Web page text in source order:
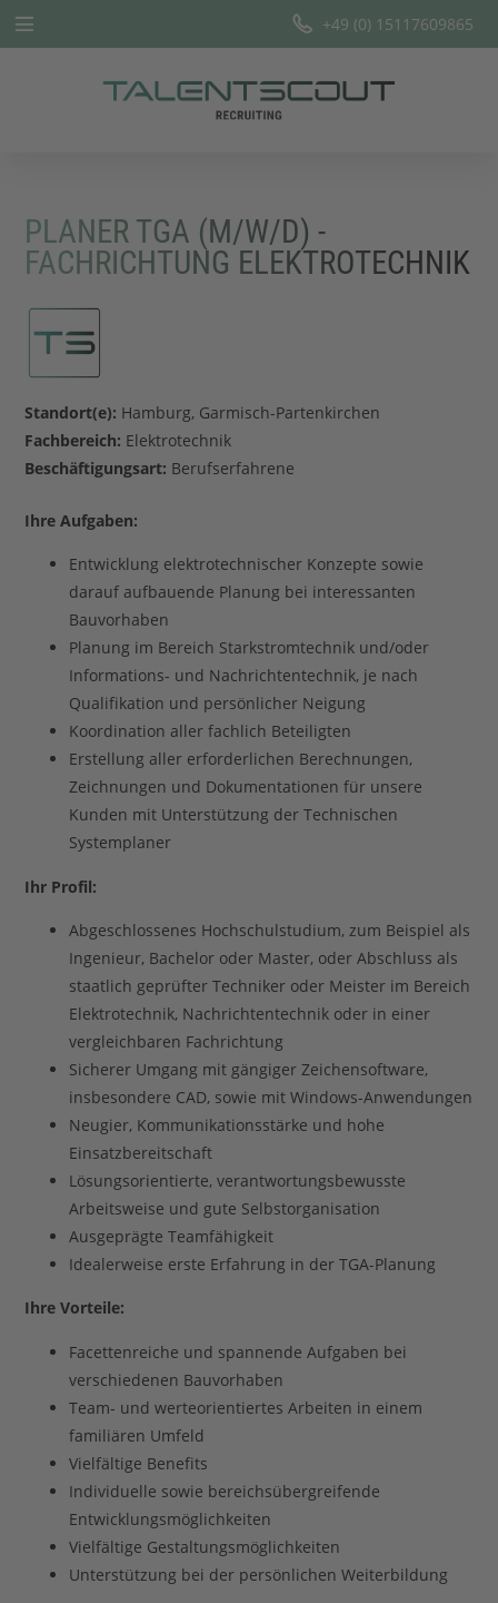
Team
Offene Stellen
+49 (0) 15117609865
PLANER TGA (M/W/D) -
FACHRICHTUNG ELEKTROTECHNIK
Standort(e): Hamburg, Garmisch-Partenkirchen
Fachbereich: Elektrotechnik
Beschäftigungsart: Berufserfahrene
Ihre Aufgaben:
Entwicklung elektrotechnischer Konzepte sowie
darauf aufbauende Planung bei interessanten
Bauvorhaben
Planung im Bereich Starkstromtechnik und/oder
Informations- und Nachrichtentechnik, je nach
Qualifikation und persönlicher Neigung
Koordination aller fachlich Beteiligten
Erstellung aller erforderlichen Berechnungen,
Zeichnungen und Dokumentationen für unsere
Kunden mit Unterstützung der Technischen
Systemplaner
Ihr Profil:
Abgeschlossenes Hochschulstudium, zum Beispiel als
Ingenieur, Bachelor oder Master, oder Abschluss als
staatlich geprüfter Techniker oder Meister im Bereich
Elektrotechnik, Nachrichtentechnik oder in einer
vergleichbaren Fachrichtung
Sicherer Umgang mit gängiger Zeichensoftware,
insbesondere CAD, sowie mit Windows-Anwendungen
Neugier, Kommunikationsstärke und hohe
Einsatzbereitschaft
Lösungsorientierte, verantwortungsbewusste
Arbeitsweise und gute Selbstorganisation
Ausgeprägte Teamfähigkeit
Idealerweise erste Erfahrung in der TGA-Planung
Ihre Vorteile:
Facettenreiche und spannende Aufgaben bei
verschiedenen Bauvorhaben
Team- und werteorientiertes Arbeiten in einem
familiären Umfeld
Vielfältige Benefits
Individuelle sowie bereichsübergreifende
Entwicklungsmöglichkeiten
Vielfältige Gestaltungsmöglichkeiten
Unterstützung bei der persönlichen Weiterbildung